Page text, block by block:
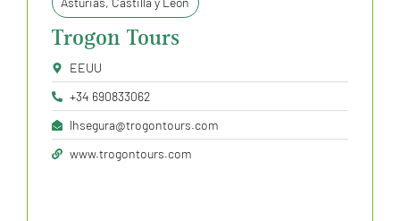
Trogon Tours
EEUU
+34 690833062
lhsegura@trogontours.com
www.trogontours.com